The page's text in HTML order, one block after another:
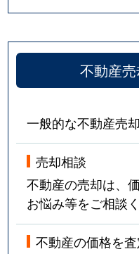
不動産
一般的な不動産売
売却相談
不動産の売却は、
お悩み等をご相談く
不動産の価格を査